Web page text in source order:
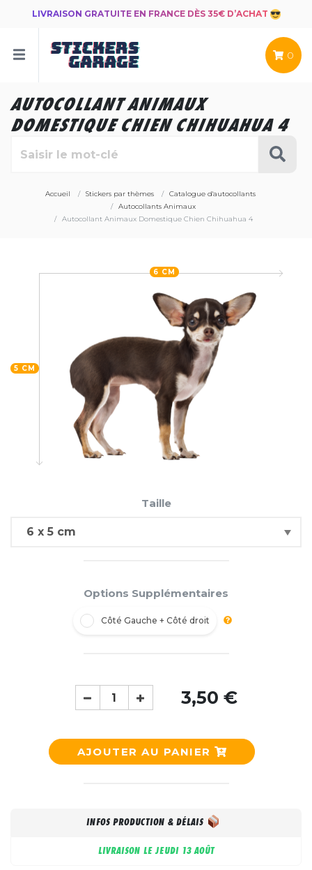
LIVRAISON GRATUITE EN FRANCE DÈS 35€ D’ACHAT
0
AUTOCOLLANT ANIMAUX
DOMESTIQUE CHIEN CHIHUAHUA 4
Accueil Stickers par thèmes
Catalogue d'autocollants
Autocollants Animaux
Autocollant Animaux Domestique Chien Chihuahua 4
5 CM
6 CM
Taille
Options Supplémentaires
Côté Gauche + Côté droit
3,50 €
AJOUTER AU PANIER
INFOS PRODUCTION & DÉLAIS
LIVRAISON LE JEUDI 13 AOÛT